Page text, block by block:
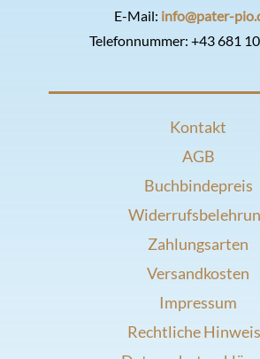
E-Mail: info@pater-
Telefonnummer: +43 681
Kontakt
AGB
Buchbindepreis
Zahlungsarten
Versandkosten
Impressum
Rechtliche